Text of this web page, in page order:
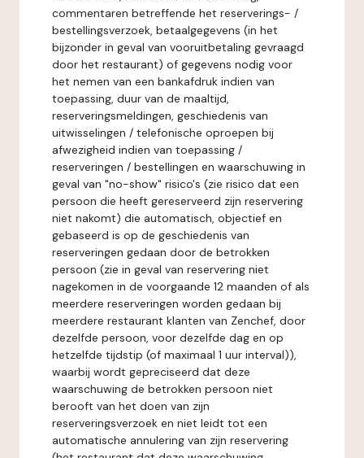
commentaren betreffende het reserverings- /
bestellingsverzoek, betaalgegevens (in het
bijzonder in geval van vooruitbetaling gevraagd
door het restaurant) of gegevens nodig voor
het nemen van een bankafdruk indien van
toepassing, duur van de maaltijd,
reserveringsmeldingen, geschiedenis van
uitwisselingen / telefonische oproepen bij
afwezigheid indien van toepassing /
reserveringen / bestellingen en waarschuwing in
geval van "no-show" risico's (zie risico dat een
persoon die heeft gereserveerd zijn reservering
niet nakomt) die automatisch, objectief en
gebaseerd is op de geschiedenis van
reserveringen gedaan door de betrokken
persoon (zie in geval van reservering niet
nagekomen in de voorgaande 12 maanden of als
meerdere reserveringen worden gedaan bij
meerdere restaurant klanten van Zenchef, door
dezelfde persoon, voor dezelfde dag en op
hetzelfde tijdstip (of maximaal 1 uur interval)),
waarbij wordt gepreciseerd dat deze
waarschuwing de betrokken persoon niet
berooft van het doen van zijn
reserveringsverzoek en niet leidt tot een
automatische annulering van zijn reservering